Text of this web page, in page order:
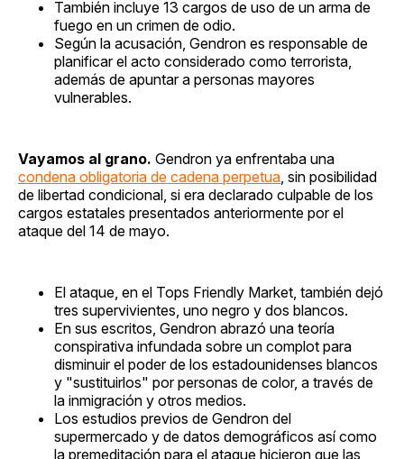
También incluye 13 cargos de uso de un arma de
fuego en un crimen de odio.
Según la acusación, Gendron es responsable de
planificar el acto considerado como terrorista,
además de apuntar a personas mayores
vulnerables.
Vayamos al grano. Gendron ya enfrentaba una
condena obligatoria de cadena perpetua , sin posibilidad
de libertad condicional, si era declarado culpable de los
cargos estatales presentados anteriormente por el
ataque del 14 de mayo.
El ataque, en el Tops Friendly Market, también dejó
tres supervivientes, uno negro y dos blancos.
En sus escritos, Gendron abrazó una teoría
conspirativa infundada sobre un complot para
disminuir el poder de los estadounidenses blancos
y "sustituirlos" por personas de color, a través de
la inmigración y otros medios.
Los estudios previos de Gendron del
supermercado y de datos demográficos así como
la premeditación para el ataque hicieron que las